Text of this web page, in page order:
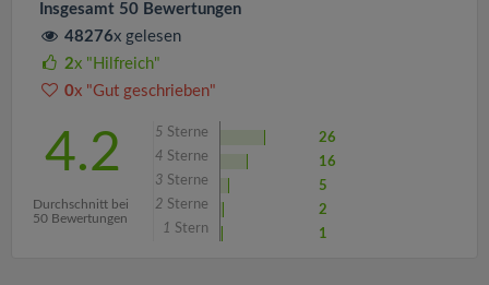
Insgesamt 50 Bewertungen
48276x gelesen
2x "Hilfreich"
0x "Gut geschrieben"
4.2
Durchschnitt bei
50 Bewertungen
5 Sterne
26
4 Sterne
16
3 Sterne
5
2 Sterne
2
1 Stern 1
t
i